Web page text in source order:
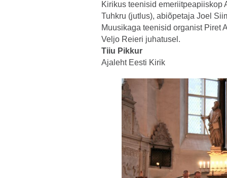
Kirikus teenisid emeriitpeapiiskop
Tuhkru (jutlus), abiõpetaja Joel
Muusikaga teenisid organist Piret
Veljo Reieri juhatusel.
Tiiu Pikkur
Ajaleht Eesti Kirik